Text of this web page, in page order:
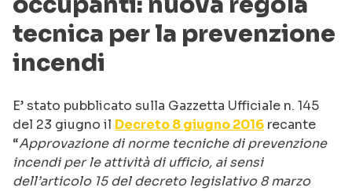
tecnica per la prevenzione
incendi
E’ stato pubblicato sulla Gazzetta Ufficiale n. 145
del 23 giugno il Decreto 8 giugno 2016 recante
“Approvazione di norme tecniche di prevenzione
incendi per le attività di ufficio, ai sensi
dell’articolo 15 del decreto legislativo 8 marzo